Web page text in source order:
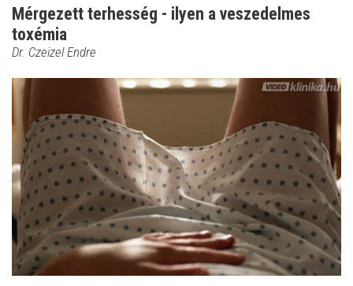
Mérgezett terhesség - ilyen a veszedelmes
toxémia
Dr. Czeizel Endre